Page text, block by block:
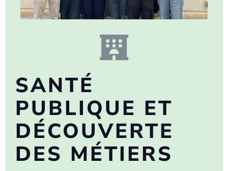
SANTÉ
PUBLIQUE ET
DÉCOUVERTE
DES MÉTIERS